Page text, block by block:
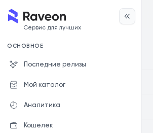
Сервис для лучших
ОСНОВНОЕ
Последние релизы
Мой каталог
Аналитика
Кошелек